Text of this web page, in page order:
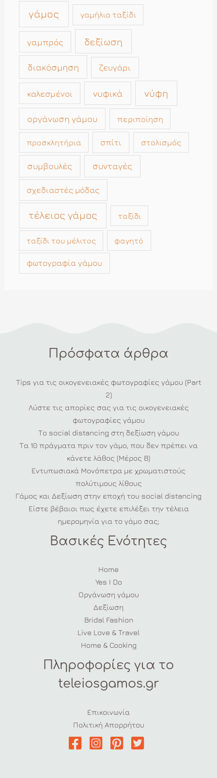
γάμος γαμήλιο ταξίδι
γαμπρός δεξίωση
διακόσμηση ζευγάρι
καλεσμένοι νυφικά νύφη
οργάνωση γάμου περιποίηση
προσκλητήρια σπίτι στολισμός
συμβουλές συνταγές
σχεδιαστές μόδας
τέλειος γάμος ταξίδι
ταξίδι του μέλιτος φαγητό
φωτογραφία γάμου
Πρόσφατα άρθρα
Tips για τις οικογενειακές φωτογραφίες γάμου (Part
2)
Λύστε τις απορίες σας για τις οικογενειακές
φωτογραφίες γάμου
Το social distancing στη δεξίωση γάμου
Τα 10 πράγματα πριν τον γάμο, που δεν πρέπει να
κάνετε λάθος (Μέρος Β)
Εντυπωσιακά Μονόπετρα με χρωματιστούς
πολύτιμους λίθους
Γάμος και Δεξίωση στην εποχή του social distancing
Είστε βέβαιοι πως έχετε επιλέξει την τέλεια
ημερομηνία για το γάμο σας;
Βασικές Ενότητες
Home
Yes I Do
Οργάνωση γάμου
Δεξίωση
Bridal Fashion
Live Love & Travel
Home & Cooking
Πληροφορίες για το
teleiosgamos.gr
Επικοινωνία
Πολιτική Απορρήτου